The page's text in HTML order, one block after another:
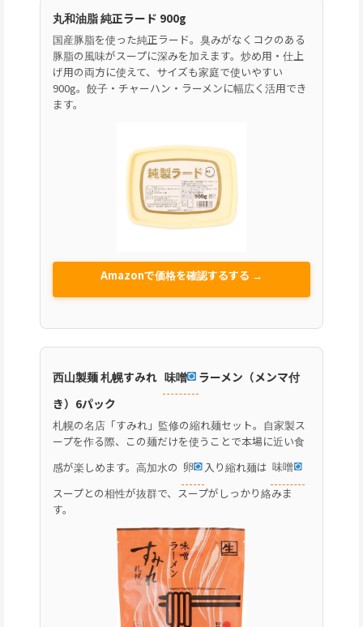
丸和油脂 純正ラード 900g
国産豚脂を使った純正ラード。臭みがなくコクのある
豚脂の風味がスープに深みを加えます。炒め用・仕上
げ用の両方に使えて、サイズも家庭で使いやすい
900g。餃子・チャーハン・ラーメンに幅広く活用でき
ます。
Amazonで価格を確認するする →
西山製麺 札幌すみれ 味噌
ラーメン（メンマ付
き）6パック
札幌の名店「すみれ」監修の縮れ麺セット。自家製ス
ープを作る際、この麺だけを使うことで本場に近い食
感が楽しめます。高加水の 卵 入り縮れ麺は 味噌
スープとの相性が抜群で、スープがしっかり絡みま
す。